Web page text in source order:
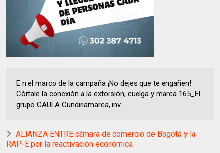
E n el marco de la campaña ¡No dejes que te engañen!
Córtale la conexión a la extorsión, cuelga y marca 165_El
grupo GAULA Cundinamarca, inv...
ALIANZA ENTRE cámara de comercio de Bogotá y la
RAP-E por la reactivación económica